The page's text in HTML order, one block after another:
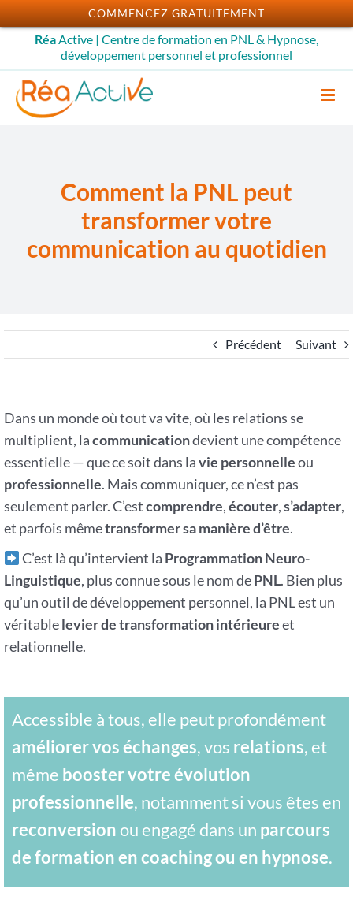
Passer
au
contenu
RéaActive | Centre de formation en PNL & Hypnose,
développement personnel et professionnel
Comment la PNL peut
transformer votre
communication au quotidien
Précédent Suivant
Dans un monde où tout va vite, où les relations se
multiplient, lacommunicationdevient une compétence
essentielle — que ce soit dans lavie personnelleou
professionnelle. Mais communiquer, ce n’est pas
seulement parler. C’estcomprendre,écouter,s’adapter,
et parfois mêmetransformer sa manière d’être.
C’est là qu’intervient la Programmation Neuro-
Linguistique, plus connue sous le nom dePNL. Bien plus
qu’un outil de développement personnel, la PNL est un
véritablelevier de transformation intérieureet
relationnelle.
Accessible à tous, elle peut profondément
améliorer vos échanges, vos relations, et
même booster votre évolution
professionnelle, notamment si vous êtes en
reconversion ou engagé dans un parcours
de formation en coaching ou en hypnose.
COMMENCEZ GRATUITEMENT